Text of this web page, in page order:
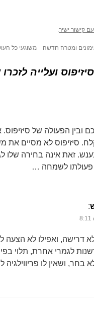
עם קישור ישיר.
ומטרה חדשה משוגעי כל
ועלייה
ובין הפעולה של
סיזיפוס לא מסיים את
זאת אינה בחירה
פעולתו לשמחה …
‏:
לא דרישה, ואפילו לא
לגמרי אחרת, תלוי
בחר, ושאין לו פריווילגיה